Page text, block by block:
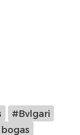
#Bvlgari